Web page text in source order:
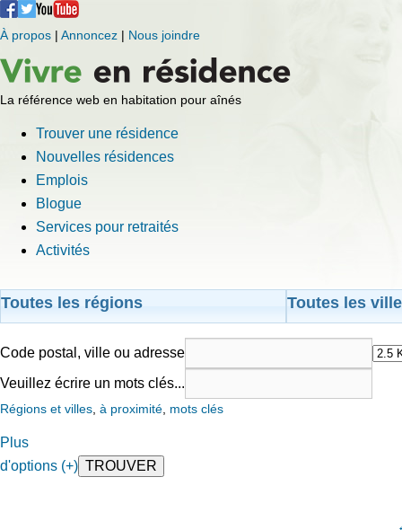
À propos | Annoncez | Nous joindre
La référence web en habitation pour aînés
Trouver une résidence
Nouvelles résidences
Emplois
Blogue
Services pour retraités
Activités
Toutes les régions Toutes les
Code postal, ville ou adresse
Veuillez écrire un mots clés...
Régions et villes à proximité mots clés
Plus
d'options (+)